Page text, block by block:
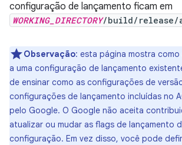
configuração de lançamento ficam em
WORKING_DIRECTORY/build/release/
Observação: esta página mostra
a uma configuração de lançamento
de ensinar como as configurações de
configurações de lançamento incluídas no
pelo Google. O Google não aceita
atualizar ou mudar as flags de lançamento
configuração. Em vez disso, você pode